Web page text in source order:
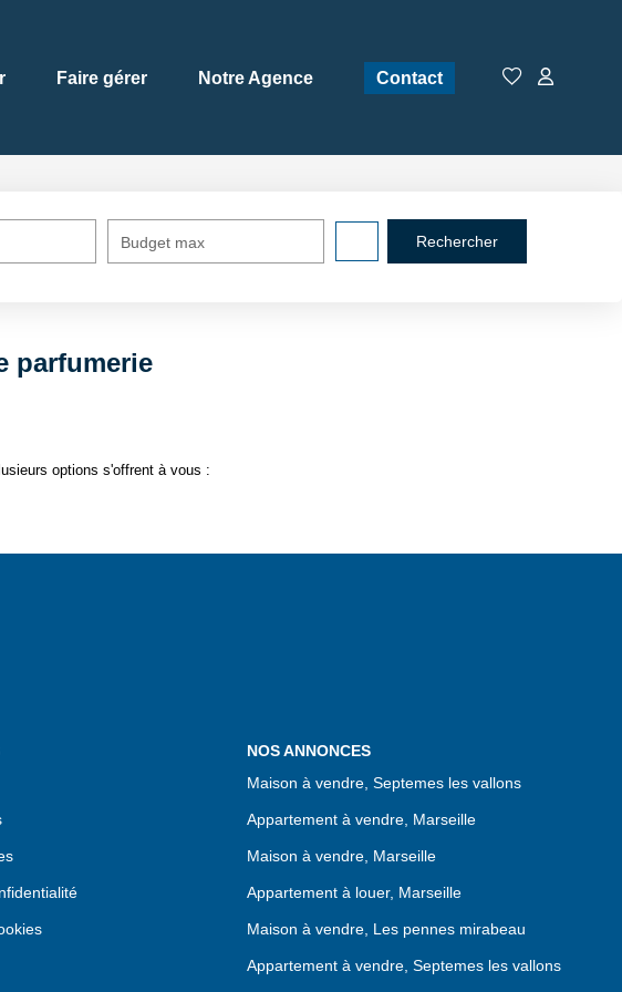
Faire gérer Notre Agence Contact
Budget max
parfumerie
options s'offrent à vous :
NOS ANNONCES
Maison à vendre, Septemes les vallons
Appartement à vendre, Marseille
Maison à vendre, Marseille
Appartement à louer, Marseille
Maison à vendre, Les pennes mirabeau
Appartement à vendre, Septemes les vallons